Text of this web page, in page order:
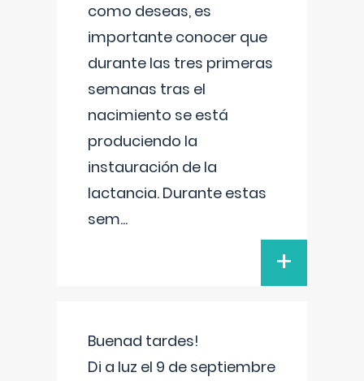
como deseas, es
importante conocer que
durante las tres primeras
semanas tras el
nacimiento se está
produciendo la
instauración de la
lactancia. Durante estas
sem...
+
Buenad tardes!
Di a luz el 9 de septiembre